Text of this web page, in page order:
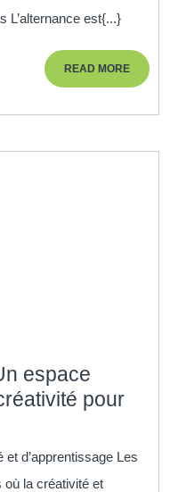
L’alternance est{...}
READ MOREREAD
MORE
espace
pour
d’apprentissage Les
la créativité et